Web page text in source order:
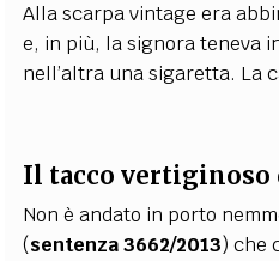
Alla scarpa vintage era
e, in più, la signora teneva
nell’altra una sigaretta. La
Il tacco vertiginoso
Non è andato in porto
(sentenza 3662/2013) che